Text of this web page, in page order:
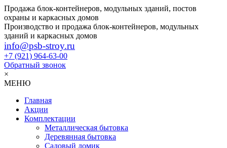
Продажа блок-контейнеров, модульных зданий, постов
охраны и каркасных домов
Производство и продажа блок-контейнеров, модульных
зданий и каркасных домов
info@psb-stroy.ru
+7 (921) 964-63-00
Обратный звонок
×
МЕНЮ
Главная
Акции
Комплектации
Металлическая бытовка
Деревянная бытовка
Садовый домик